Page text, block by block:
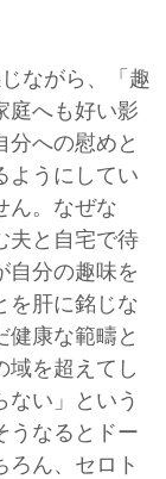
ながら、「趣
庭へも好い影
分への慰めと
ようにしてい
ん。なぜな
夫と自宅で待
自分の趣味を
を肝に銘じな
健康な範疇と
域を超えてし
ない」という
うなるとドー
ろん、セロト